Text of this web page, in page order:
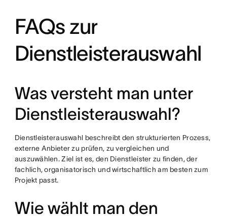
FAQs zur
Dienstleisterauswahl
Was versteht man unter
Dienstleisterauswahl?
Dienstleisterauswahl beschreibt den strukturierten Prozess,
externe Anbieter zu prüfen, zu vergleichen und
auszuwählen. Ziel ist es, den Dienstleister zu finden, der
fachlich, organisatorisch und wirtschaftlich am besten zum
Projekt passt.
Wie wählt man den